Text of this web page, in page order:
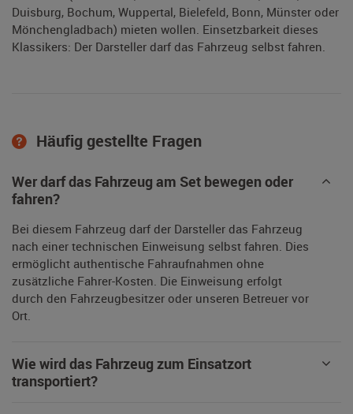
Duisburg, Bochum, Wuppertal, Bielefeld, Bonn, Münster oder
Mönchengladbach) mieten wollen. Einsetzbarkeit dieses
Klassikers: Der Darsteller darf das Fahrzeug selbst fahren.
Häufig gestellte Fragen
Wer darf das Fahrzeug am Set bewegen oder
fahren?
Bei diesem Fahrzeug darf der Darsteller das Fahrzeug
nach einer technischen Einweisung selbst fahren. Dies
ermöglicht authentische Fahraufnahmen ohne
zusätzliche Fahrer-Kosten. Die Einweisung erfolgt
durch den Fahrzeugbesitzer oder unseren Betreuer vor
Ort.
Wie wird das Fahrzeug zum Einsatzort
transportiert?